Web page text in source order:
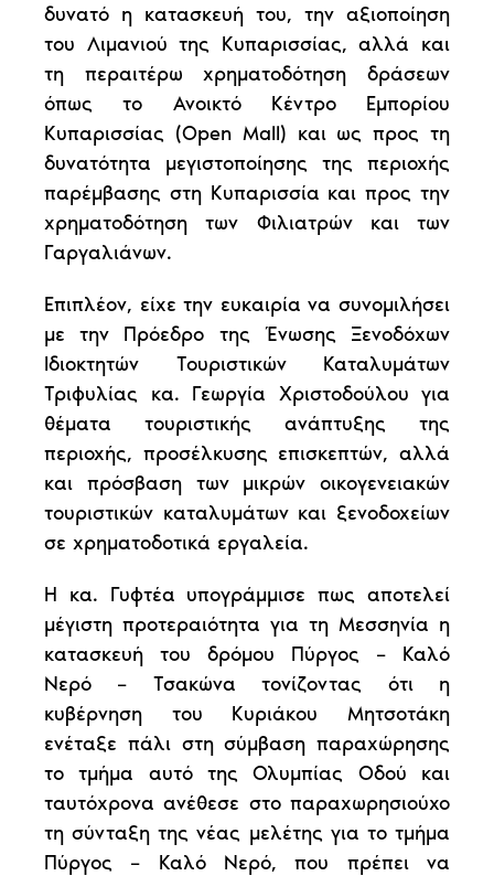
δυνατό η κατασκευή του, την αξιοποίηση
του Λιμανιού της Κυπαρισσίας, αλλά και
τη περαιτέρω χρηματοδότηση δράσεων
όπως το Ανοικτό Κέντρο Εμπορίου
Κυπαρισσίας (Open Mall) και ως προς τη
δυνατότητα μεγιστοποίησης της περιοχής
παρέμβασης στη Κυπαρισσία και προς την
χρηματοδότηση των Φιλιατρών και των
Γαργαλιάνων.
Επιπλέον, είχε την ευκαιρία να συνομιλήσει
με την Πρόεδρο της Ένωσης Ξενοδόχων
Ιδιοκτητών Τουριστικών Καταλυμάτων
Τριφυλίας κα. Γεωργία Χριστοδούλου για
θέματα τουριστικής ανάπτυξης της
περιοχής, προσέλκυσης επισκεπτών, αλλά
και πρόσβαση των μικρών οικογενειακών
τουριστικών καταλυμάτων και ξενοδοχείων
σε χρηματοδοτικά εργαλεία.
Η κα. Γυφτέα υπογράμμισε πως αποτελεί
μέγιστη προτεραιότητα για τη Μεσσηνία η
κατασκευή του δρόμου Πύργος – Καλό
Νερό – Τσακώνα τονίζοντας ότι η
κυβέρνηση του Κυριάκου Μητσοτάκη
ενέταξε πάλι στη σύμβαση παραχώρησης
το τμήμα αυτό της Ολυμπίας Οδού και
ταυτόχρονα ανέθεσε στο παραχωρησιούχο
τη σύνταξη της νέας μελέτης για το τμήμα
Πύργος – Καλό Νερό, που πρέπει να